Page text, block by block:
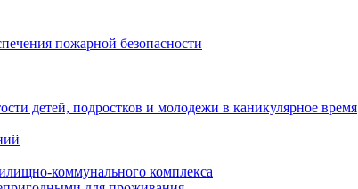
пожарной безопасности
детей, подростков и молодежи в каникулярное время
коммунального комплекса